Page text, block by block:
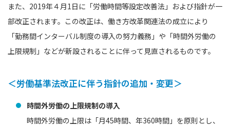
また、2019年４月1日に「労働時間等設定改善法」および指針が一
部改正されます。この改正は、働き方改革関連法の成立により
「勤務間インターバル制度の導入の努力義務」や「時間外労働の
上限規制」などが新設されることに伴って見直されるものです。
＜労働基準法改正に伴う指針の追加・変更＞
時間外労働の上限規制の導入
時間外労働の上限は「月45時間、年360時間」を原則とし、